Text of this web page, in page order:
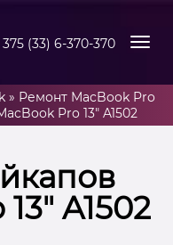
375 (33) 6-370-370
» Ремонт MacBook Pro
Pro 13″ A1502
A1502